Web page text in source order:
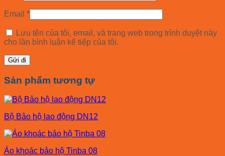
Email *
Lưu tên của tôi, email, và trang web trong trình duyệt này
cho lần bình luận kế tiếp của tôi.
Sản phẩm tương tự
Bộ Bảo hộ lao động DN12
Áo khoác bảo hộ Tinba 08